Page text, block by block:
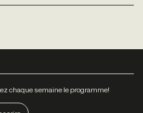
chaque semaine le programme!